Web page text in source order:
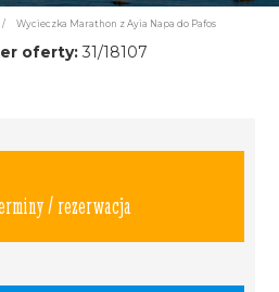
/ Wycieczka Marathon z Ayia Napa do Pafos
oferty:31/18107
/ rezerwacja